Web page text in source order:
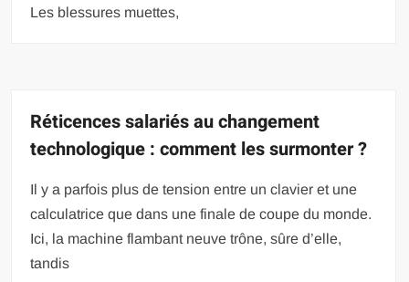
Les blessures muettes,
Réticences salariés au changement
technologique : comment les surmonter ?
Il y a parfois plus de tension entre un clavier et une
calculatrice que dans une finale de coupe du monde.
Ici, la machine flambant neuve trône, sûre d’elle,
tandis